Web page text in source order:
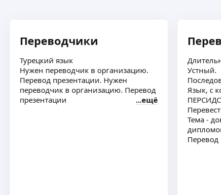
Переводчики
Турецкий язык
Нужен переводчик в организацию.
Перевод презентации. Нужен
переводчик в организацию. Перевод
презентации
ещё
Устный.
Язык, с
Тема -
Перевод